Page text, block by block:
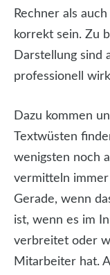
Rechner als
korrekt sein. Zu
Darstellung sind
professionell
Dazu kommen
Textwüsten
wenigsten noch
vermitteln
Gerade, wenn
ist, wenn es im
verbreitet oder
Mitarbeiter hat.